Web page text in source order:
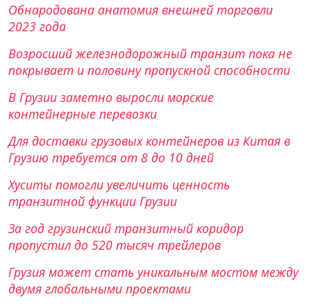
Обнародована анатомия внешней торговли
2023 года
Возросший железнодорожный транзит пока не
покрывает и половину пропускной способности
В Грузии заметно выросли морские
контейнерные перевозки
Для доставки грузовых контейнеров из Китая в
Грузию требуется от 8 до 10 дней
Хуситы помогли увеличить ценность
транзитной функции Грузии
За год грузинский транзитный коридор
пропустил до 520 тысяч трейлеров
Грузия может стать уникальным мостом между
двумя глобальными проектами